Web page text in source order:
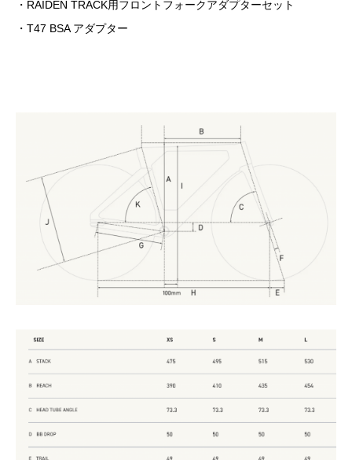
・RAIDEN TRACK用フロントフォークアダプターセット
・T47 BSA アダプター